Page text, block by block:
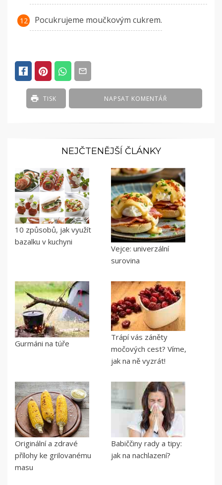
Pocukrujeme moučkovým cukrem.
NAPSAT KOMENTÁŘ
TISK
NEJČTENĚJŠÍ ČLÁNKY
10 způsobů, jak využít
bazalku v kuchyni
Vejce: univerzální
surovina
Gurmáni na túře
Trápí vás záněty
močových cest? Víme,
jak na ně vyzrát!
Originální a zdravé
přílohy ke grilovanému
masu
Babiččiny rady a tipy:
jak na nachlazení?